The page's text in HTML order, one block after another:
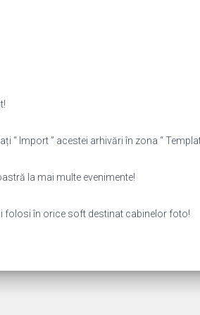
“ Import ” acestei arhivări în zona “
la mai multe evenimente!
folosi în orice soft destinat cabinelor foto!